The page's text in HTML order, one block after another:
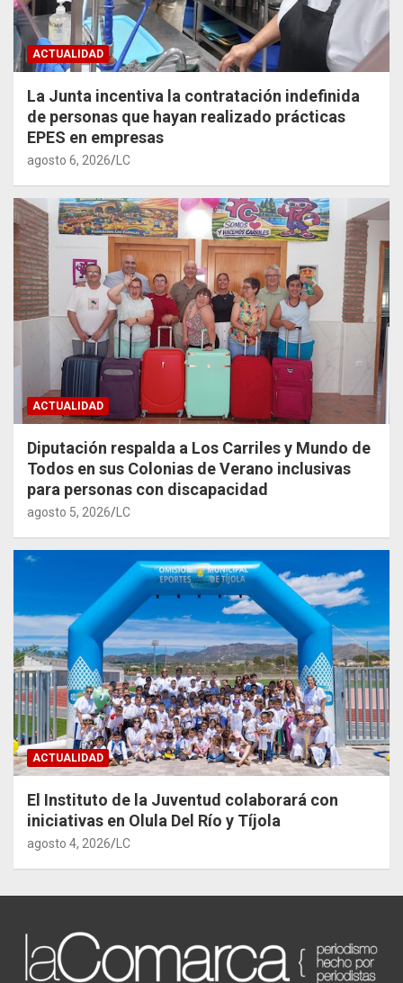
ACTUALIDAD
La Junta incentiva la contratación indefinida
de personas que hayan realizado prácticas
EPES en empresas
agosto 6, 2026 LC
ACTUALIDAD
Diputación respalda a Los Carriles y Mundo de
Todos en sus Colonias de Verano inclusivas
para personas con discapacidad
agosto 5, 2026 LC
ACTUALIDAD
El Instituto de la Juventud colaborará con
iniciativas en Olula Del Río y Tíjola
agosto 4, 2026 LC